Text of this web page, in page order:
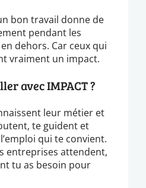
bon travail donne de
pendant les
dehors. Car ceux qui
vraiment un impact.
avec IMPACT ?
leur métier et
te guident et
qui te convient.
entreprises attendent,
tu as besoin pour